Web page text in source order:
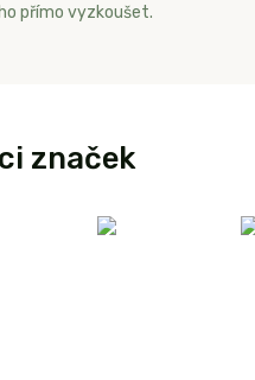
přímo vyzkoušet.
značek